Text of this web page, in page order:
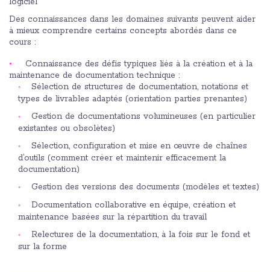
Des connaissances dans les domaines suivants peuvent aider
à mieux comprendre certains concepts abordés dans ce
cours :
Connaissance des défis typiques liés à la création et à la
maintenance de documentation technique :
Sélection de structures de documentation, notations et
types de livrables adaptés (orientation parties prenantes)
Gestion de documentations volumineuses (en particulier
existantes ou obsolètes)
Sélection, configuration et mise en œuvre de chaînes
d’outils (comment créer et maintenir efficacement la
documentation)
Gestion des versions des documents (modèles et textes)
Documentation collaborative en équipe, création et
maintenance basées sur la répartition du travail
Relectures de la documentation, à la fois sur le fond et
sur la forme